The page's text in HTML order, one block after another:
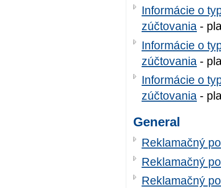
Informácie o
zúčtovania -
Informácie o
zúčtovania -
Informácie o
zúčtovania -
General
Reklamačný
Reklamačný
Reklamačný